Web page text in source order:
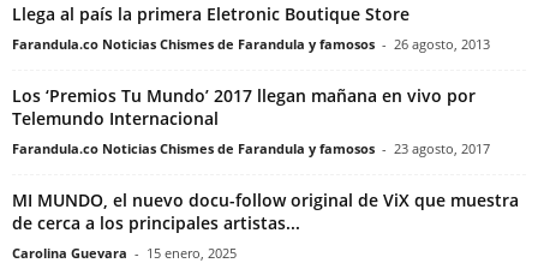
Llega al país la primera Eletronic Boutique Store
Farandula.co Noticias Chismes de Farandula y famosos - 26 agosto, 2013
Los ‘Premios Tu Mundo’ 2017 llegan mañana en vivo por
Telemundo Internacional
Farandula.co Noticias Chismes de Farandula y famosos - 23 agosto, 2017
MI MUNDO, el nuevo docu-follow original de ViX que muestra
de cerca a los principales artistas...
Carolina Guevara - 15 enero, 2025